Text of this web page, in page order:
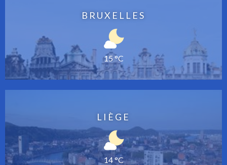
BRUXELLES
15 °C
LIÈGE
14 °C